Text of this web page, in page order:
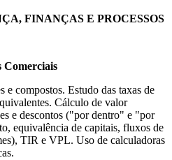
FINANÇAS E PROCESSOS
Comerciais
e compostos. Estudo das taxas de
Cálculo de valor
e descontos ("por dentro" e "por
equivalência de capitais, fluxos de
TIR e VPL. Uso de calculadoras